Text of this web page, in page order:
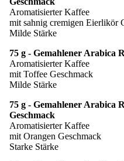
Aromatisierter Kaffee
mit sahnig cremigen Eierlikör
Milde Stärke
75 g - Gemahlener Arabica
Aromatisierter Kaffee
mit Toffee Geschmack
Milde Stärke
75 g - Gemahlener Arabica
Geschmack
Aromatisierter Kaffee
mit Orangen Geschmack
Starke Stärke